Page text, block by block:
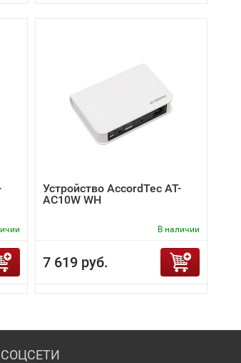
Устройство AccordTec AT-
AC10W WH
В наличии
7 619 руб.
СОЦСЕТИ